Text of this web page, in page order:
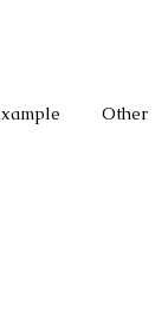
Other